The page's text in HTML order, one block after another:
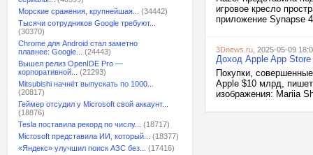
Морские сражения, крупнейшая...
(34442)
Тысячи сотрудников Google требуют...
(30370)
Chrome для Android стал заметно
плавнее: Google...
(24443)
Вышел релиз OpenIDE Pro —
корпоративной...
(21293)
Mitsubishi начнёт выпускать по 1000...
(20817)
Геймер отсудил у Microsoft свой аккаунт...
(18876)
Tesla поставила рекорд по числу...
(18717)
Microsoft представила ИИ, который...
(18377)
«Яндекс» улучшил поиск АЗС без...
(17416)
игровое кресло
приложение Synapse
3Dnews.ru , 2025-05-09
Доход Apple App
Покупки,
Apple $10 млрд,
изображения: Mariia